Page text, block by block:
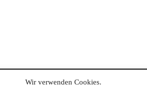
Wir verwenden Cookies.